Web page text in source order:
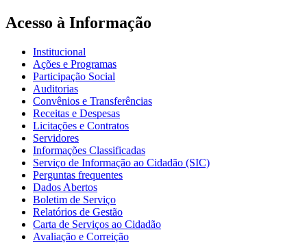
Acesso à Informação
Institucional
Ações e Programas
Participação Social
Auditorias
Convênios e Transferências
Receitas e Despesas
Licitações e Contratos
Servidores
Informações Classificadas
Serviço de Informação ao Cidadão (SIC)
Perguntas frequentes
Dados Abertos
Boletim de Serviço
Relatórios de Gestão
Carta de Serviços ao Cidadão
Avaliação e Correição